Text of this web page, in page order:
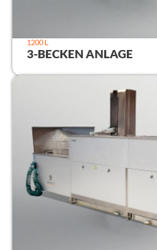
1200 L
3-BECKEN ANLAGE